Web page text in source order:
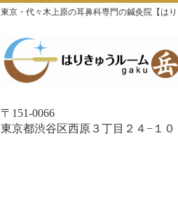
東京・代々木上原の耳鼻科専門の鍼灸院【は
〒151-0066
東京都渋谷区西原３丁目２４−１０